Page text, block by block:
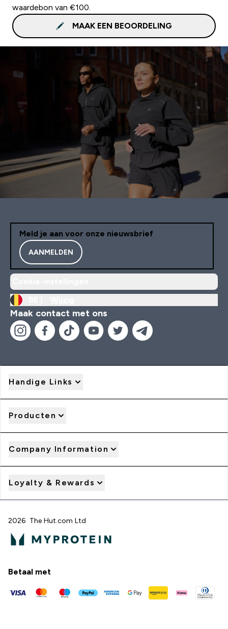
waardebon van €100.
MAAK EEN BEOORDELING
Meld je aan voor onze nieuwsbrief
AANMELDEN
Maak contact met ons
Handige Links
Producten
Company Information
Loyalty & Rewards
2026 The Hut.com Ltd
Betaal met